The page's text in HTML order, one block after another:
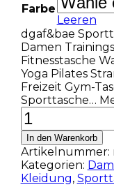
Farbe
Leeren
dgaf&bae
Damen
Fitnesstasche
Yoga Pilates
Freizeit Gym-
Sporttasche…
In den Warenkorb
Artikelnummer:
Kategorien:
Kleidung,